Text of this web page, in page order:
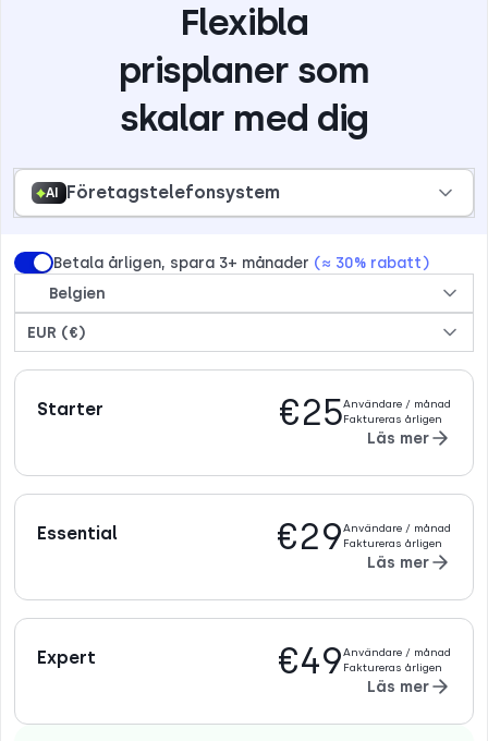
Flexibla
prisplaner som
skalar med dig
AI Företagstelefonsystem
Betala årligen, spara 3+ månader (≈ 30% rabatt)
Belgien
EUR (€)
Starter €25Användare / månad
Faktureras årligen
Läs mer
Essential €29Användare / månad
Faktureras årligen
Läs mer
Expert €49Användare / månad
Faktureras årligen
Läs mer